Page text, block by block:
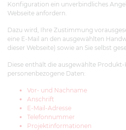
Konfiguration ein unverbindliches
Webseite anfordern.
Dazu wird, Ihre Zustimmung
eine E-Mail an den ausgewählten
dieser Webseite) sowie an Sie selbst
Diese enthält die ausgewählte
personenbezogene Daten:
Vor- und Nachname
Anschrift
E-Mail-Adresse
Telefonnummer
Projektinformationen